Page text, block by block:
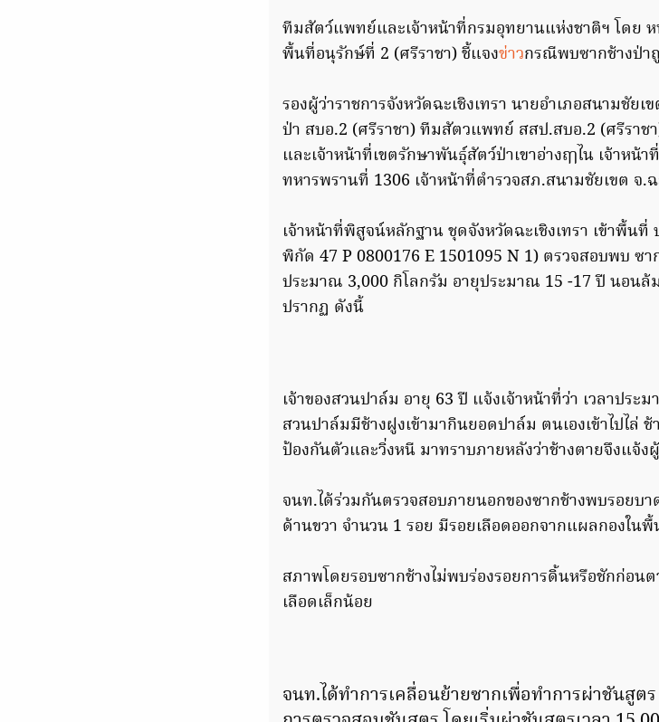
ทีมสัตว์แพทย์และเจ้าหน้าที่กรมอุทยานแห่งชาติฯ โดย
พื้นที่อนุรักษ์ที่ 2 (ศรีราชา) ชี้แจงข่าวกรณีพบซากช้างป่า
รองผู้ว่าราชการจังหวัดฉะเชิงเทรา นายอำเภอสนามชั
ป่า สบอ.2 (ศรีราชา) ทีมสัตวแพทย์ สสป.สบอ.2 (ศรีรา
และเจ้าหน้าที่เขตรักษาพันธุ์สัตว์ป่าเขาอ่างฤๅไน เจ้าห
ทหารพรานที่ 1306 เจ้าหน้าที่ตำรวจสภ.สนามชัยเขต จ.ฉ
เจ้าหน้าที่พิสูจน์หลักฐาน ชุดจังหวัดฉะเชิงเทรา เข้าพื้น
พิกัด 47 P 0800176 E 1501095 N 1) ตรวจสอบพบ ซ
ประมาณ 3,000 กิโลกรัม อายุประมาณ 15 -17 ปี นอนล้
ปรากฏ ดังนี้
เจ้าของสวนปาล์ม อายุ 63 ปี แจ้งเจ้าหน้าที่ว่า เวลาปร
สวนปาล์มมีช้างฝูงเข้ามากินยอดปาล์ม ตนเองเข้าไปไล่ ช้
ป้องกันตัวและวิ่งหนี มาทราบภายหลังว่าช้างตายจึงแจ้ง
จนท.ได้ร่วมกันตรวจสอบภายนอกของซากช้างพบรอยบ
ด้านขวา จำนวน 1 รอย มีรอยเลือดออกจากแผลกองใน
สภาพโดยรอบซากช้างไม่พบร่องรอยการดิ้นหรือชักก่อ
เลือดเล็กน้อย
จนท.ได้ทำการเคลื่อนย้ายซากเพื่อทำการผ่าชันสู